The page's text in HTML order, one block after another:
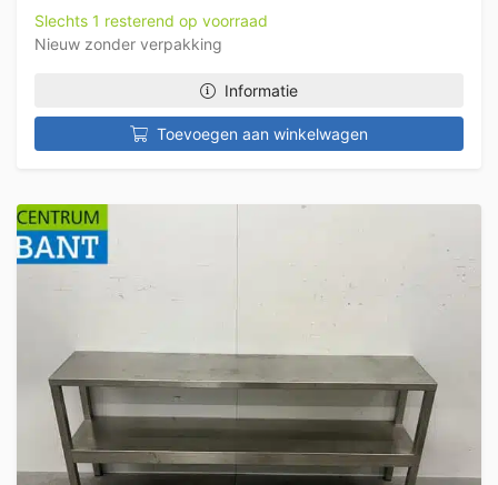
Slechts 1 resterend op voorraad
Nieuw zonder verpakking
Informatie
Toevoegen aan winkelwagen